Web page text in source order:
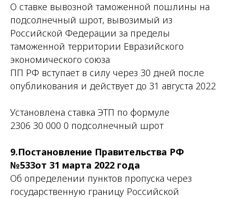
О ставке вывозной таможенной пошлины на
подсолнечный шрот, вывозимый из
Российской Федерации за пределы
таможенной территории Евразийского
экономического союза
ПП РФ вступает в силу через 30 дней после
опубликования и действует до 31 августа 2022
Установлена ставка ЭТП по формуле
2306 30 000 0 подсолнечный шрот
9.Постановление Правительства РФ
№533от 31 марта 2022 года
Об определении пунктов пропуска через
государственную границу Российской